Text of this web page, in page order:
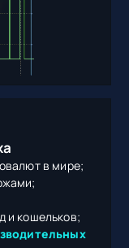
в мире;
и кошельков;